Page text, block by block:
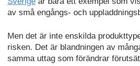
av små engångs- och
Men det är inte enskilda
risken. Det är blandningen av
samma uttag som förändrar